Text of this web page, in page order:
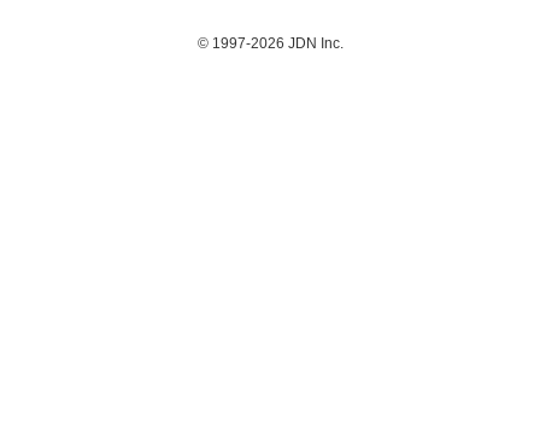
© 1997-2026 JDN Inc.